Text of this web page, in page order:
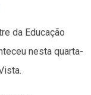
da Educação
nesta quarta-